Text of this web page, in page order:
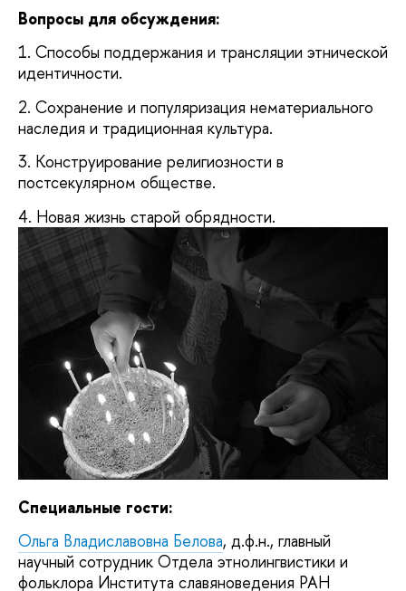
Вопросы для обсуждения:
1. Способы поддержания и трансляции этнической
идентичности.
2. Сохранение и популяризация нематериального
наследия и традиционная культура.
3. Конструирование религиозности в
постсекулярном обществе.
4. Новая жизнь старой обрядности.
Специальные гости:
Ольга Владиславовна Белова, д.ф.н., главный
научный сотрудник Отдела этнолингвистики и
фольклора Института славяноведения РАН